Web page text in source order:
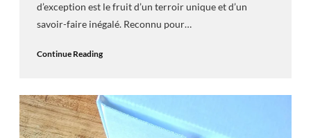
d’exception est le fruit d’un terroir unique et d’un
savoir-faire inégalé. Reconnu pour…
Continue Reading